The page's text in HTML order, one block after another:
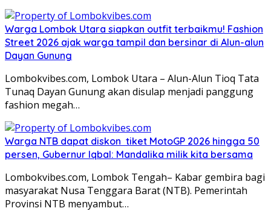
Warga Lombok Utara siapkan outfit terbaikmu! Fashion
Street 2026 ajak warga tampil dan bersinar di Alun-alun
Dayan Gunung
Lombokvibes.com, Lombok Utara – Alun-Alun Tioq Tata
Tunaq Dayan Gunung akan disulap menjadi panggung
fashion megah…
Warga NTB dapat diskon tiket MotoGP 2026 hingga 50
persen, Gubernur Iqbal: Mandalika milik kita bersama
Lombokvibes.com, Lombok Tengah– Kabar gembira bagi
masyarakat Nusa Tenggara Barat (NTB). Pemerintah
Provinsi NTB menyambut…